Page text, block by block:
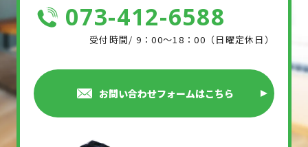
073-412-6588
受付時間/ 9：00～18：00（日曜定休日）
お問い合わせフォームはこちら